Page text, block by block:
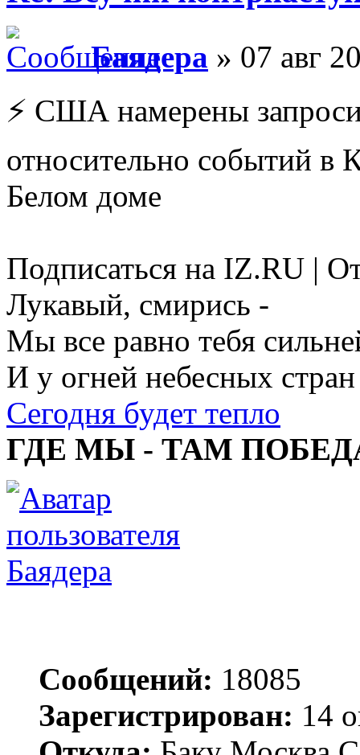
Баядера » 07 авг
⚡️ США намерены
относительно событий в
Белом доме
Подписаться на IZ.RU |
Лукавый, смирись -
Мы все равно тебя
И у огней небесных стран
Сегодня будет тепло
ГДЕ МЫ - ТАМ
Баядера
Сообщений: 18085
Зарегистрирован: 14